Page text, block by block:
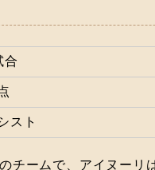
合
スト
チームで、アイヌーリ